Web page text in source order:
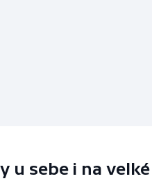
u sebe i na velké